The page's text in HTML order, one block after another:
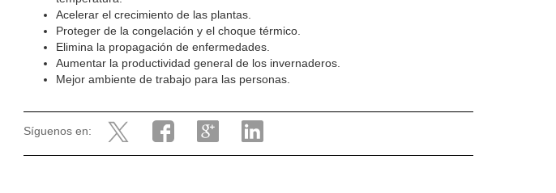
Acelerar el crecimiento de las plantas.
Proteger de la congelación y el choque térmico.
Elimina la propagación de enfermedades.
Aumentar la productividad general de los invernaderos.
Mejor ambiente de trabajo para las personas.
Síguenos en: